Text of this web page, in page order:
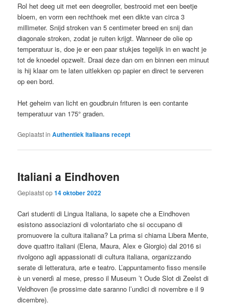
Rol het deeg uit met een deegroller, bestrooid met een beetje
bloem, en vorm een rechthoek met een dikte van circa 3
millimeter. Snijd stroken van 5 centimeter breed en snij dan
diagonale stroken, zodat je ruiten krijgt. Wanneer de olie op
temperatuur is, doe je er een paar stukjes tegelijk in en wacht je
tot de knoedel opzwelt. Draai deze dan om en binnen een minuut
is hij klaar om te laten uitlekken op papier en direct te serveren
op een bord.
Het geheim van licht en goudbruin frituren is een contante
temperatuur van 175° graden.
Geplaatst in Authentiek Italiaans recept
Italiani a Eindhoven
Geplaatst op14 oktober 2022
Cari studenti di Lingua Italiana, lo sapete che a Eindhoven
esistono associazioni di volontariato che si occupano di
promuovere la cultura italiana? La prima si chiama Libera Mente,
dove quattro italiani (Elena, Maura, Alex e Giorgio) dal 2016 si
rivolgono agli appassionati di cultura italiana, organizzando
serate di letteratura, arte e teatro. L’appuntamento fisso mensile
è un venerdì al mese, presso il Museum ’t Oude Slot di Zeelst di
Veldhoven (le prossime date saranno l’undici di novembre e il 9
dicembre).